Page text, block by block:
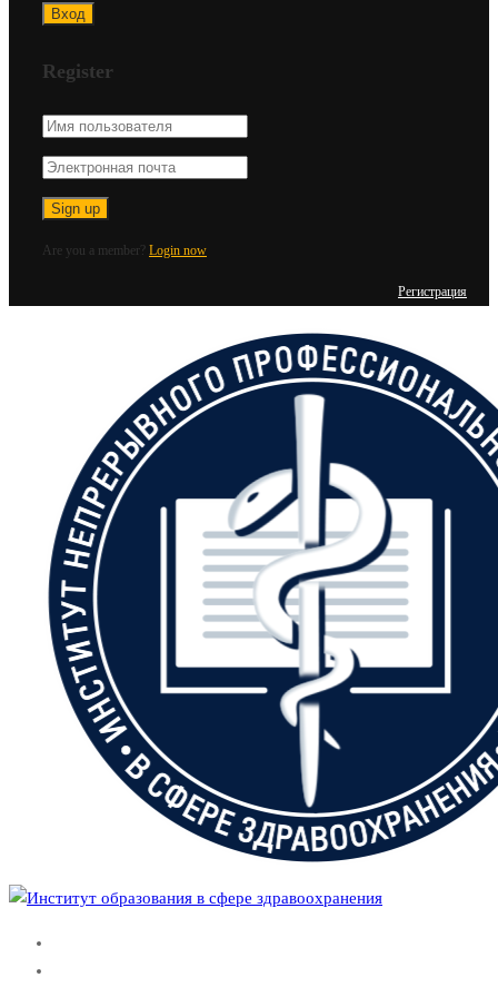
Register
Are you a member? Login now
Регистрация